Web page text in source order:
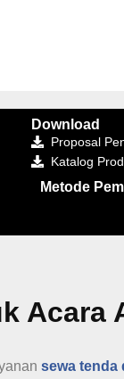
Download
Proposal
Katalog
Metode
Acara
sewa tenda